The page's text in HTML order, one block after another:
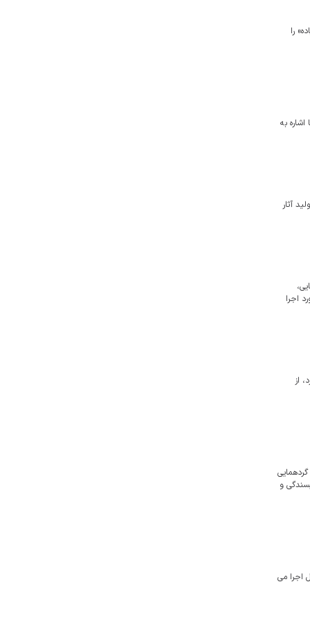
را
به
آثار
اجرا
از
گردهمایی
و نویسندگی و
اجرا می